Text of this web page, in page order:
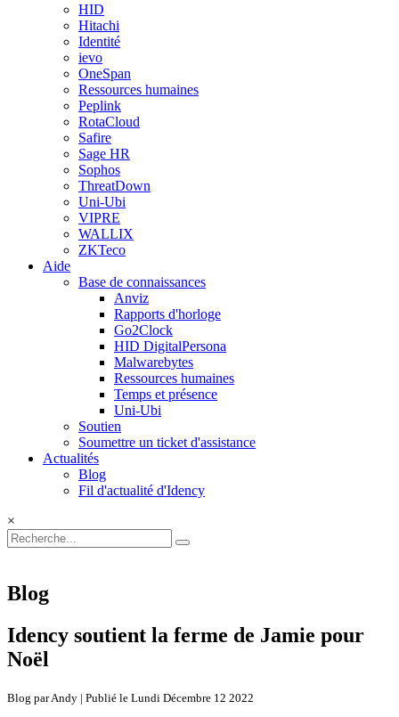
HID
Hitachi
Identité
ievo
OneSpan
Ressources humaines
Peplink
RotaCloud
Safire
Sage HR
Sophos
ThreatDown
Uni-Ubi
VIPRE
WALLIX
ZKTeco
Aide
Base de connaissances
Anviz
Rapports d'horloge
Go2Clock
HID DigitalPersona
Malwarebytes
Ressources humaines
Temps et présence
Uni-Ubi
Soutien
Soumettre un ticket d'assistance
Actualités
Blog
Fil d'actualité d'Idency
×
Blog
Idency soutient la ferme de Jamie pour
Noël
Blog par Andy | Publié le Lundi Décembre 12 2022